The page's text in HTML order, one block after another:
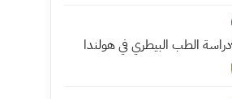
دراسة الطب البيطري في هولندا